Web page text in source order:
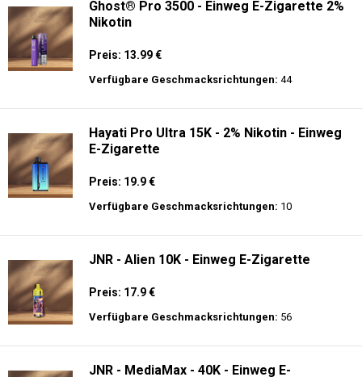
Ghost® Pro 3500 - Einweg E-Zigarette 2%
Nikotin
Preis: 13.99 €
Verfügbare Geschmacksrichtungen: 44
Hayati Pro Ultra 15K - 2% Nikotin - Einweg
E-Zigarette
Preis: 19.9 €
Verfügbare Geschmacksrichtungen: 10
JNR - Alien 10K - Einweg E-Zigarette
Preis: 17.9 €
Verfügbare Geschmacksrichtungen: 56
JNR - MediaMax - 40K - Einweg E-